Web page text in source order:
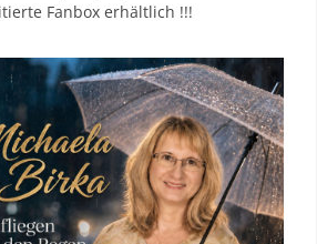
Fanbox erhältlich !!!